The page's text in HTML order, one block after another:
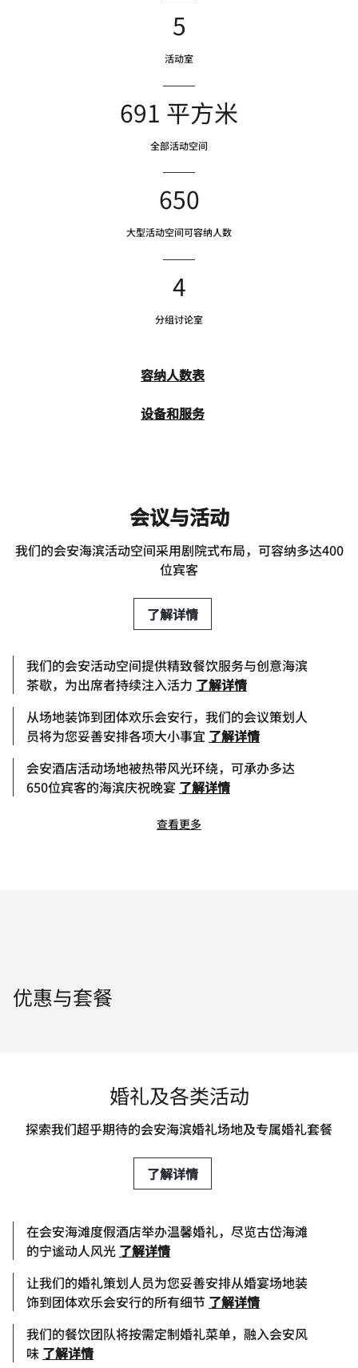
5
活动室
691 平方米
全部活动空间
650
大型活动空间可容纳人数
4
分组讨论室
容纳人数表
设备和服务
会议与活动
我们的会安海滨活动空间采用剧院式布局，可容纳多达400
位宾客
了解详情
我们的会安活动空间提供精致餐饮服务与创意海滨
茶歇，为出席者持续注入活力 了解详情
从场地装饰到团体欢乐会安行，我们的会议策划人
员将为您妥善安排各项大小事宜 了解详情
会安酒店活动场地被热带风光环绕，可承办多达
650位宾客的海滨庆祝晚宴 了解详情
查看更多
优惠与套餐
婚礼及各类活动
探索我们超乎期待的会安海滨婚礼场地及专属婚礼套餐
了解详情
在会安海滩度假酒店举办温馨婚礼，尽览古岱海滩
的宁谧动人风光 了解详情
让我们的婚礼策划人员为您妥善安排从婚宴场地装
饰到团体欢乐会安行的所有细节 了解详情
我们的餐饮团队将按需定制婚礼菜单，融入会安风
味 了解详情